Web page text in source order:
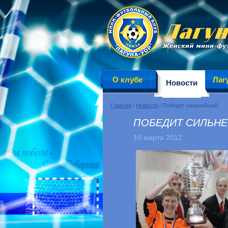
О клубе Новости
Главная / Новости / Победит сильнейший
ПОБЕДИТ
10 марта 2012